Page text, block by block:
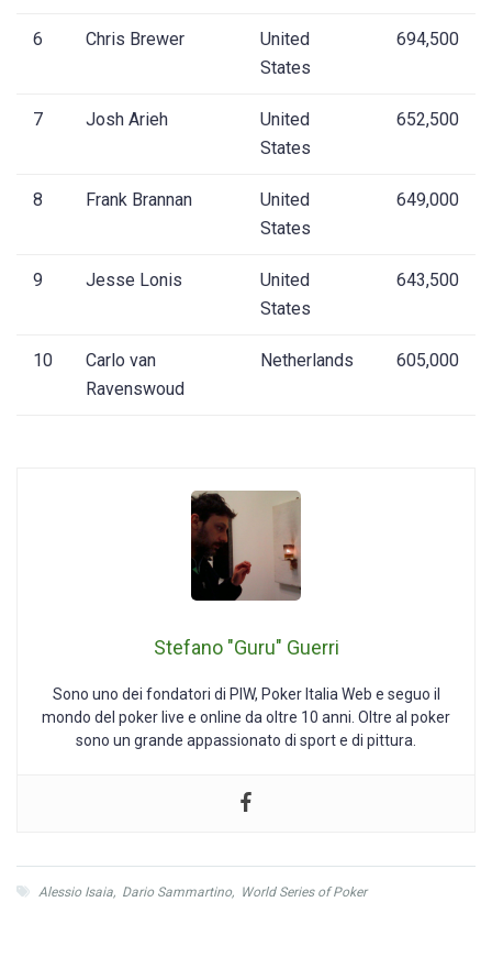
6 Chris Brewer
United
States
694,500
7 Josh Arieh
United
States
652,500
8 Frank Brannan
United
States
649,000
9 Jesse Lonis
United
States
643,500
10
Carlo van
Ravenswoud
Netherlands 605,000
Stefano "Guru" Guerri
Sono uno dei fondatori di PIW, Poker Italia Web e seguo il
mondo del poker live e online da oltre 10 anni. Oltre al poker
sono un grande appassionato di sport e di pittura.
Alessio Isaia, Dario Sammartino, World Series of Poker